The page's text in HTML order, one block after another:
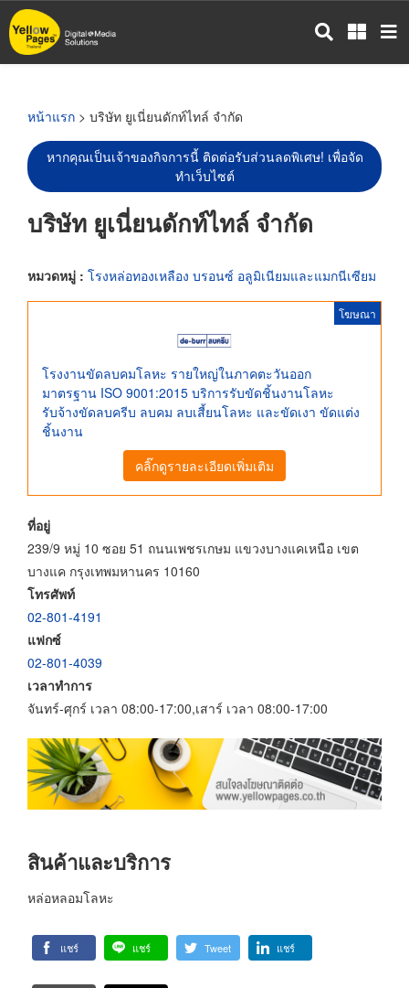
ข้าม
ไป
หน้าแรก > บริษัท ยูเนี่ยนดักท์ไทล์ จำกัด
หากคุณเป็นเจ้าของกิจการนี้ ติดต่อรับส่วนลดพิเศษ! เพื่อจัด
ทำเว็บไซต์
บริษัท ยูเนี่ยนดักท์ไทล์ จำกัด
หมวดหมู่ : โรงหล่อทองเหลือง บรอนซ์ อลูมิเนียมและแมกนีเซียม
โฆษณา
โรงงานขัดลบคมโลหะ รายใหญ่ในภาคตะวันออก
มาตรฐาน ISO 9001:2015 บริการรับขัดชิ้นงานโลหะ
รับจ้างขัดลบครีบ ลบคม ลบเสี้ยนโลหะ และขัดเงา ขัดแต่ง
ชิ้นงาน
คลิ๊กดูรายละเอียดเพิ่มเติม
ที่อยู่
239/9 หมู่ 10 ซอย 51 ถนนเพชรเกษม แขวงบางแคเหนือ เขต
บางแค กรุงเทพมหานคร 10160
โทรศัพท์
02-801-4191
แฟกซ์
02-801-4039
เวลาทำการ
จันทร์-ศุกร์ เวลา 08:00-17:00,เสาร์ เวลา 08:00-17:00
สินค้าและบริการ
หล่อหลอมโลหะ
แชร์ แชร์ Tweet แชร์